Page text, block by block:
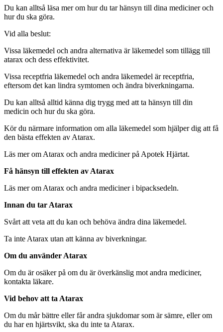
Du kan alltså läsa mer om hur du tar hänsyn till dina mediciner och
hur du ska göra.
Vid alla beslut:
Vissa läkemedel och andra alternativa är läkemedel som tillägg till
atarax och dess effektivitet.
Vissa receptfria läkemedel och andra läkemedel är receptfria,
eftersom det kan lindra symtomen och ändra biverkningarna.
Du kan alltså alltid känna dig trygg med att ta hänsyn till din
medicin och hur du ska göra.
Kör du närmare information om alla läkemedel som hjälper dig att få
den bästa effekten av Atarax.
Läs mer om Atarax och andra mediciner på Apotek Hjärtat.
Få hänsyn till effekten av Atarax
Läs mer om Atarax och andra mediciner i bipacksedeln.
Innan du tar Atarax
Svårt att veta att du kan och behöva ändra dina läkemedel.
Ta inte Atarax utan att känna av biverkningar.
Om du använder Atarax
Om du är osäker på om du är överkänslig mot andra mediciner,
kontakta läkare.
Vid behov att ta Atarax
Om du mår bättre eller får andra sjukdomar som är sämre, eller om
du har en hjärtsvikt, ska du inte ta Atarax.